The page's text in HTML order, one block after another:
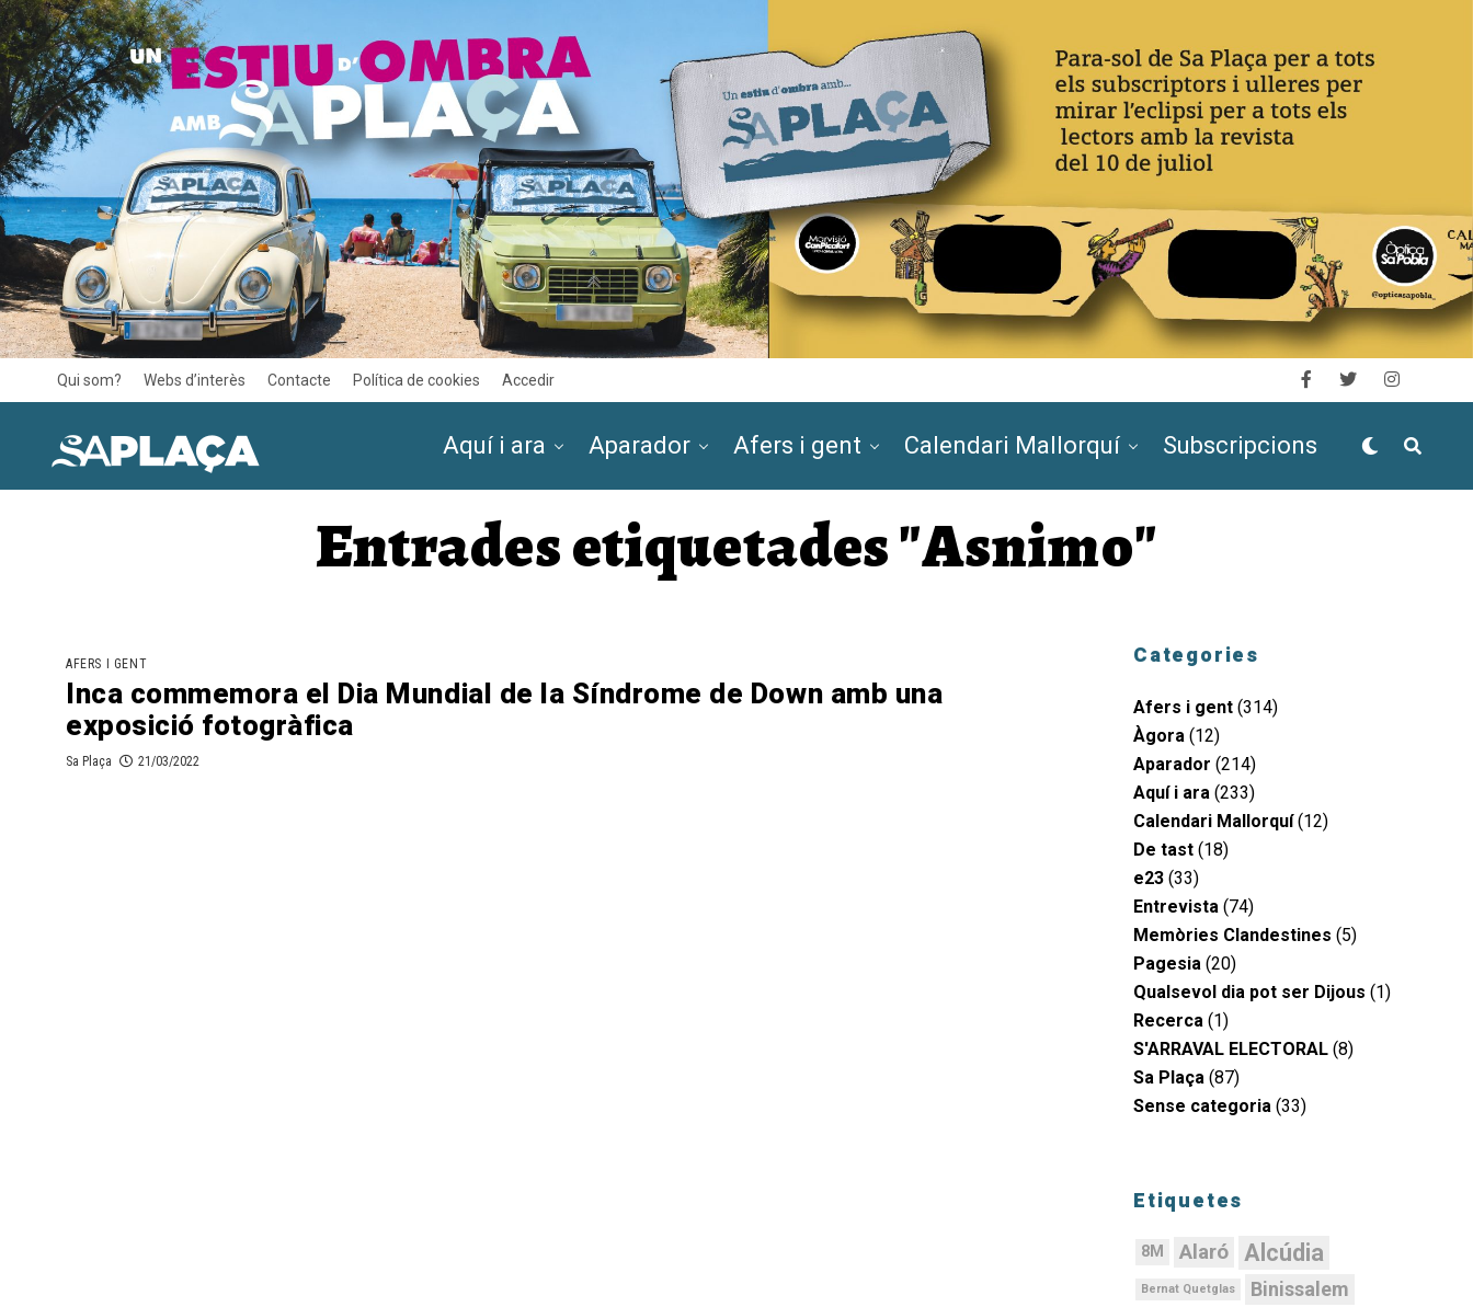
Qui som? Webs d’interès Contacte Política de cookies Accedir
Aquí i ara Aparador Afers i gent Calendari Mallorquí Subscripcions
Entrades etiquetades "Asnimo"
AFERS I GENT
Inca commemora el Dia Mundial de la Síndrome de Down amb una
exposició fotogràfica
Sa Plaça 21/03/2022
Categories
Afers i gent (314)
Àgora (12)
Aparador (214)
Aquí i ara (233)
Calendari Mallorquí(12)
De tast (18)
e23 (33)
Entrevista (74)
Memòries Clandestines (5)
Pagesia (20)
Qualsevol dia pot ser Dijous (1)
Recerca (1)
S'ARRAVAL ELECTORAL (8)
Sa Plaça (87)
Sense categoria (33)
Etiquetes
8M Alaró Alcúdia
Bernat Quetglas Binissalem